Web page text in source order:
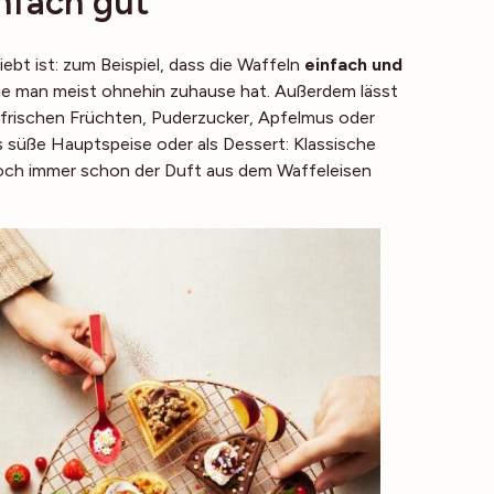
ist: zum Beispiel, dass die Waffeln einfach und
man meist ohnehin zuhause hat. Außerdem lässt
Früchten, Puderzucker, Apfelmus oder
Hauptspeise oder als Dessert: Klassische
immer schon der Duft aus dem Waffeleisen